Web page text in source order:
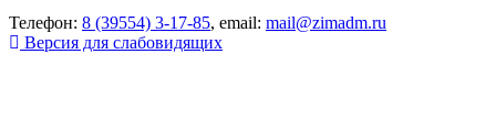
Телефон: 8 (39554) 3-17-85, email: mail@zimadm.ru
Версия для слабовидящих